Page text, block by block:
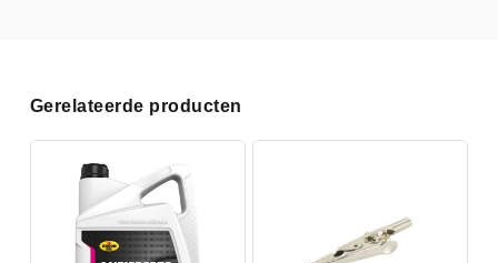
Gerelateerde producten